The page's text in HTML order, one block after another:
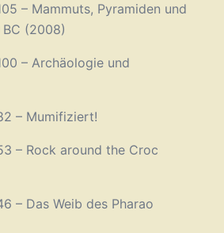
– Mammuts, Pyramiden und
(2008)
– Archäologie und
– Mumifiziert!
– Rock around the Croc
– Das Weib des Pharao